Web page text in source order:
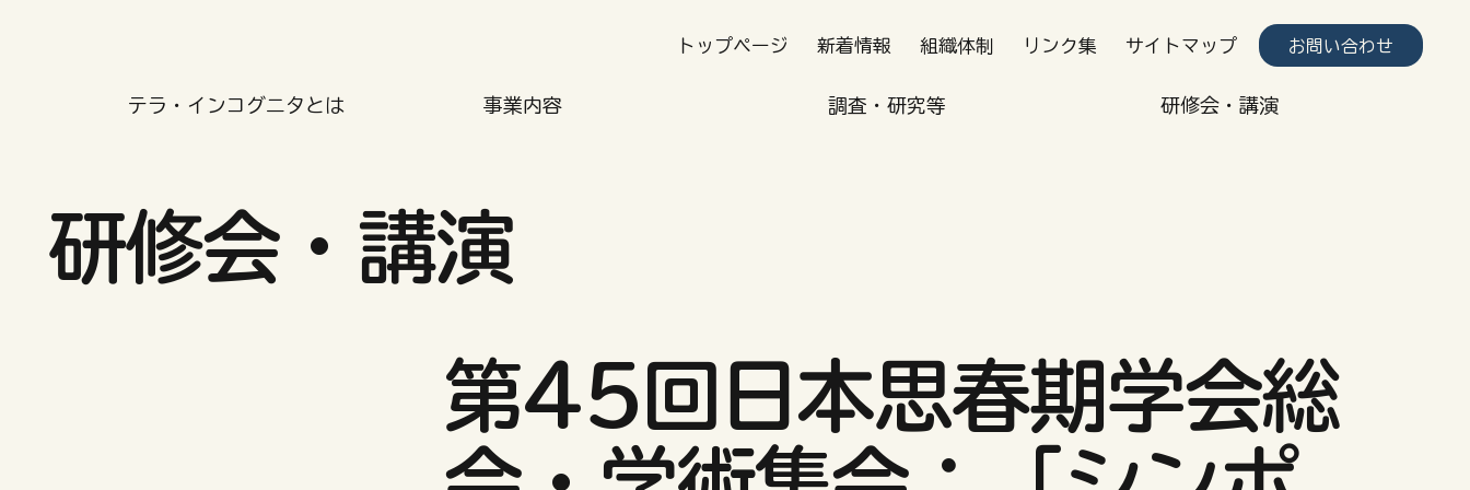
トップページ 新着情報 組織体制 リンク集 サイトマップ お問い合わせ
テラ・インコグニタとは 事業内容 調査・研究等 ​研修会・講演
研修会・講演
第45回日本思春期学会総